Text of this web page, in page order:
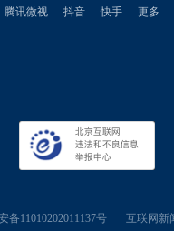
腾讯微视 抖音 快手 更多
备11010202011137号 互联网新